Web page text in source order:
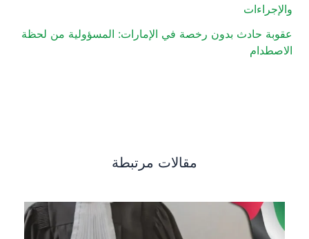
والإجراءات
عقوبة حادث بدون رخصة في الإمارات: المسؤولية من لحظة
الاصطدام
مقالات مرتبطة